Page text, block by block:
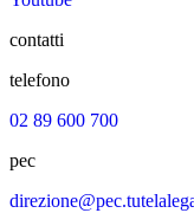
contatti
telefono
02 89 600 700
pec